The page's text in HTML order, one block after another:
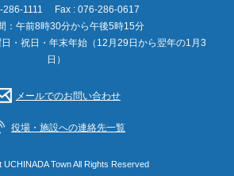
286-1111
Fax : 076-286-0617
：午前8時30分から午後5時15分
・祝日・年末年始（12月29日から翌年の1月3
日）
メールでのお問い合わせ
役場・施設への連絡先一覧
UCHINADA Town All Rights Reserved